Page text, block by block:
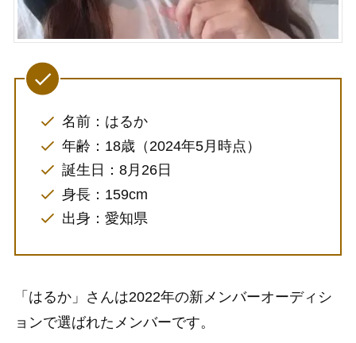
名前：はるか
年齢：18歳（2024年5月時点）
誕生日：8月26日
身長：159cm
出身：愛知県
「はるか」さんは2022年の新メンバーオーディシ
ョンで選ばれたメンバーです。